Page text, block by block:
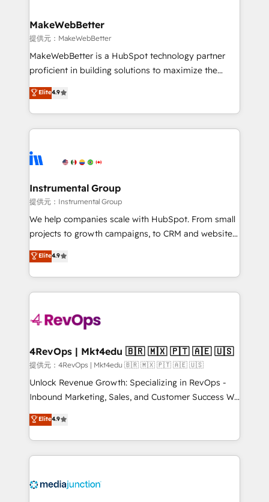
market execution. Why B2B Businesses Choose RP: -
Secure: Soc2 compliant 🛡️ - Pricing: Implementations
starting at $1,5k 💵 - Speed: Launch in 14 days ⚡ -
Global: 75+ RPers across five continents 🌐 - Scale:
HubSpot Partner 🪴 - Sales Hub: More
implementations than any other Partner 💻 -
agency for an Ops problem. Don't hire a technical
agency for a growth problem. Hire a partner built to
MakeWebBetter
提供元：MakeWebBetter
MakeWebBetter is a HubSpot technology partner
proficient in building solutions to maximize the
operational efficiency of HubSpot. The fastest-
growing tech-enabler & facilitator, MakeWebBetter,
hands you the blend of HubSpot expertise &
eminent solutions & integrations. Trust us to
Elite Partners with 10+ years of HubSpot experience
Premier Partner 2023 🌟5 HubSpot Accreditations 🌟
Won HubSpot Theme Challenge 2021 🌟INBOUND’19
HubSpot Rising Star Why us? Harnessing the full
potential of the powerful HubSpot CRM. ✔️A team of
HubSpot experience ✔️Flexible pricing models —
Hourly-fee (assigned one Dedicated HubSpot
requirement). ✔️Helped over 25,000+ customers so
far with our HubSpot solutions. ✔️Bespoke apps &
on-demand bundle services. Connect with us today!
Elite4.9
Instrumental Group
提供元：Instrumental Group
We help companies scale with HubSpot. From small
projects to growth campaigns, to CRM and websites.
Hire an agency that's experienced in every inch of
HubSpot and willing to work hand-in-hand with your
team to simplify the complex and build a better
experience for your team and customers.
Elite4.9
4RevOps | Mkt4edu 🇧🇷 🇲🇽 🇵🇹 🇦🇪 🇺🇸
提供元：4RevOps | Mkt4edu 🇧🇷 🇲🇽 🇵🇹 🇦🇪 🇺🇸
Unlock Revenue Growth: Specializing in RevOps -
Inbound Marketing, Sales, and Customer Success We
specialize in driving revenue growth for companies
across industries through tailored marketing, sales,
and customer success strategies, utilizing RevOps
methodologies. As Latin America's largest HubSpot
offer unparalleled insights. Operating in five
Elite4.9